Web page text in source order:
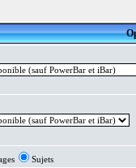
Sujets